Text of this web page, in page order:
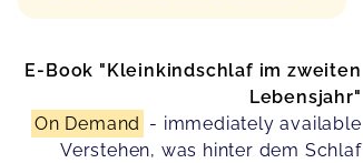
E-Book "Kleinkindschlaf im zweiten
Lebensjahr"
On Demand - immediately available
Verstehen, was hinter dem Schlaf